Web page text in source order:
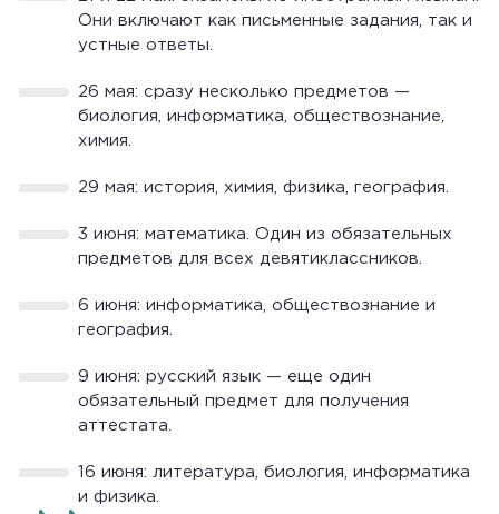
Они включают как письменные задания, так и
устные ответы.
26 мая: сразу несколько предметов —
биология, информатика, обществознание,
химия.
29 мая: история, химия, физика, география.
3 июня: математика. Один из обязательных
предметов для всех девятиклассников.
6 июня: информатика, обществознание и
география.
9 июня: русский язык — еще один
обязательный предмет для получения
аттестата.
16 июня: литература, биология, информатика
и физика.